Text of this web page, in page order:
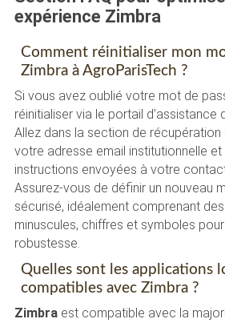
expérience Zimbra
Comment réinitialiser mon
Zimbra à AgroParisTech ?
Si vous avez oublié votre mot de
réinitialiser via le portail d’assistance
Allez dans la section de
votre adresse email institutionnelle et
instructions envoyées à votre
Assurez-vous de définir un nouveau
sécurisé, idéalement comprenant
minuscules, chiffres et symboles
robustesse.
Quelles sont les applications
compatibles avec Zimbra ?
Zimbraest compatible avec la